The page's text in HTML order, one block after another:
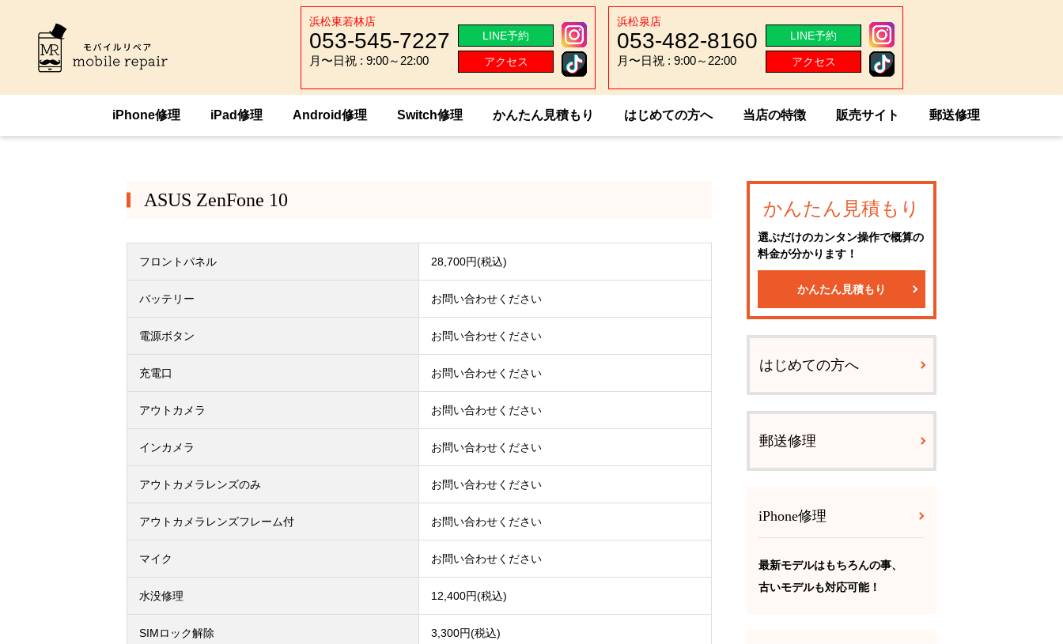
浜松東若林店
053-545-7227
月〜日祝 : 9:00～22:00
LINE予約
アクセス
浜松泉店
053-482-8160
月〜日祝 : 9:00～22:00
LINE予約
アクセス
iPhone修理 iPad修理 Android修理 Switch修理 かんたん見積もり はじめての方へ 当店の特徴 販売サイト 郵送修理
HOME Android修理 ASUS ZenFone 10
ASUS ZenFone 10
フロントパネル 28,700円(税込)
バッテリー お問い合わせください
電源ボタン お問い合わせください
充電口 お問い合わせください
アウトカメラ お問い合わせください
インカメラ お問い合わせください
アウトカメラレンズのみ お問い合わせください
アウトカメラレンズフレーム付 お問い合わせください
マイク お問い合わせください
水没修理 12,400円(税込)
SIMロック解除 3,300円(税込)
かんたん見積もり
選ぶだけのカンタン操作で概算の
料金が分かります！
かんたん見積もり
はじめての方へ
郵送修理
iPhone修理
最新モデルはもちろんの事、
古いモデルも対応可能！